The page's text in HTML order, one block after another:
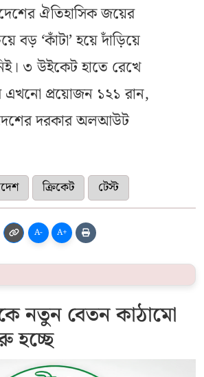
ঐতিহাসিক জয়ের
বড় ‘কাঁটা’ হয়ে দাঁড়িয়ে
৩ উইকেট হাতে রেখে
এখনো প্রয়োজন ১২১ রান,
দরকার অলআউট
ক্রিকেট টেস্ট
A- A+
নতুন বেতন কাঠামো
হচ্ছে